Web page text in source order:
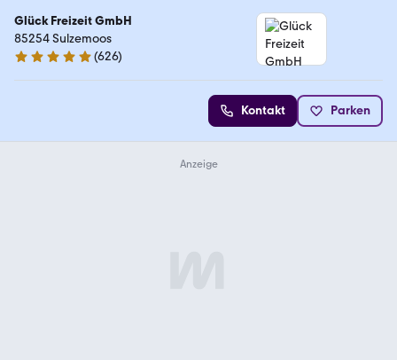
Glück Freizeit GmbH
85254 Sulzemoos
4.9 Sterne
(626)
Kontakt Parken